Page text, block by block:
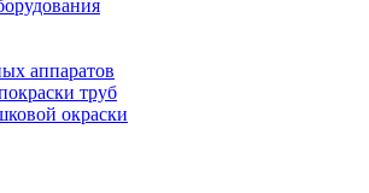
аппаратов
труб
окраски